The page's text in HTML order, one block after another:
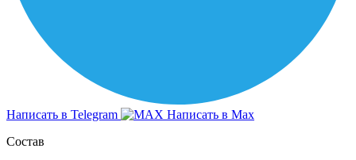
Написать в Telegram
Написать в Max
Состав